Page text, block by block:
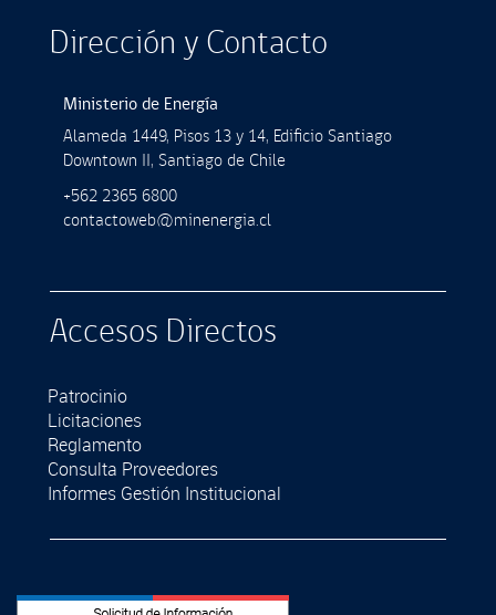
Dirección y Contacto
Ministerio de Energía
Alameda 1449, Pisos 13 y 14, Ediﬁcio Santiago
Downtown II, Santiago de Chile
+562 2365 6800
contactoweb@minenergia.cl
Accesos Directos
Patrocinio
Licitaciones
Reglamento
Consulta Proveedores
Informes Gestión Institucional